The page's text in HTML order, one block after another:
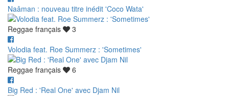
Naâman : nouveau titre inédit 'Coco Wata'
Reggae français
3
Volodia feat. Roe Summerz : 'Sometimes'
Reggae français
6
Big Red : 'Real One' avec Djam Nil